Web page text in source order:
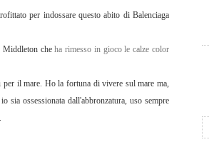
per indossare questo abito di Balenciaga
Middleton cheha rimesso in gioco le calze color
il mare. Ho la fortuna di vivere sul mare ma,
sia ossessionata dall'abbronzatura, uso sempre